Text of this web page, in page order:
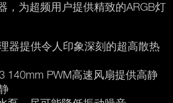
，为超频用户提供精致的ARGB灯
器提供令人印象深刻的超高散热
140mm PWM高速风扇提供高静